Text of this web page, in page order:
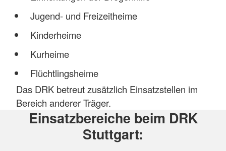
Jugend- und Freizeitheime
Kinderheime
Kurheime
Flüchtlingsheime
Das DRK betreut zusätzlich Einsatzstellen im
Bereich anderer Träger.
Einsatzbereiche beim DRK
Stuttgart: